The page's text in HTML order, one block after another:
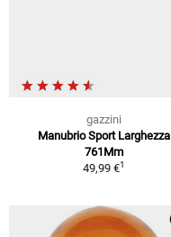
gazzini
Manubrio Sport Larghezza
761Mm
49,99 €1